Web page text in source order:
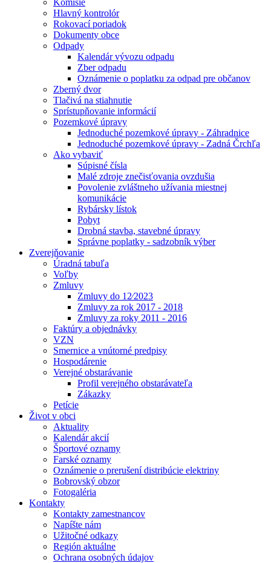
Komisie
Hlavný kontrolór
Rokovací poriadok
Dokumenty obce
Odpady
Kalendár vývozu odpadu
Zber odpadu
Oznámenie o poplatku za odpad pre občanov
Zberný dvor
Tlačivá na stiahnutie
Sprístupňovanie informácií
Pozemkové úpravy
Jednoduché pozemkové úpravy - Záhradnice
Jednoduché pozemkové úpravy - Zadná Črchľa
Ako vybaviť
Súpisné čísla
Malé zdroje znečisťovania ovzdušia
Povolenie zvláštneho užívania miestnej
komunikácie
Rybársky lístok
Pobyt
Drobná stavba, stavebné úpravy
Správne poplatky - sadzobník výber
Zverejňovanie
Úradná tabuľa
Voľby
Zmluvy
Zmluvy do 12⁄2023
Zmluvy za rok 2017 - 2018
Zmluvy za roky 2011 - 2016
Faktúry a objednávky
VZN
Smernice a vnútorné predpisy
Hospodárenie
Verejné obstarávanie
Profil verejného obstarávateľa
Zákazky
Petície
Život v obci
Aktuality
Kalendár akcií
Športové oznamy
Farské oznamy
Oznámenie o prerušení distribúcie elektriny
Bobrovský obzor
Fotogaléria
Kontakty
Kontakty zamestnancov
Napíšte nám
Užitočné odkazy
Región aktuálne
Ochrana osobných údajov